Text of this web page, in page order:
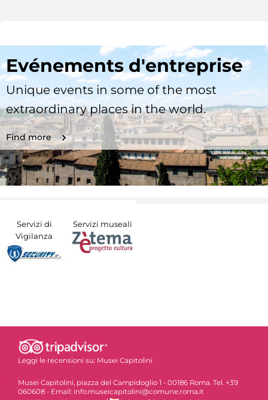
Evénements d'entreprise
Unique events in some of the most
extraordinary places in the world.
Find more
Servizi di
Vigilanza
Servizi museali
Leggi le recensioni su: Musei Capitolini
Musei Capitolini, piazza del Campidoglio 1 - 00186 Roma. Tel. +39
060608 - Email: info.museicapitolini@comune.roma.it